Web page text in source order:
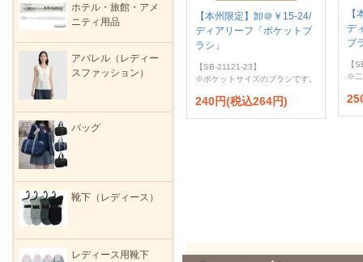
【本州限定】卸＠￥15-24/
ディアリーフ「ポケットブ
ラシ」
【SB-21121-23】
※ポケットサイズのブラシです。
240円(税込264円)
デ
ブ
【
※二
ホテル・旅館・アメ
ニティ用品
アパレル（レディー
スファッション）
バッグ
靴下（レディース）
レディース用靴下